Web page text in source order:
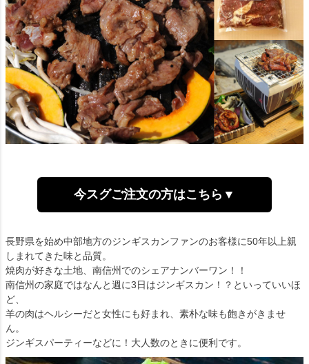
今スグご注文の方はこちら▼
長野県を始め中部地方のジンギスカンファンのお客様に50年以上親
しまれてきた味と品質。
焼肉が好きな土地、南信州でのシェアナンバーワン！！
南信州の家庭ではなんと週に3日はジンギスカン！？といっていいほ
ど、
羊の肉はヘルシーだと女性にも好まれ、素朴な味も飽きがきませ
ん。
ジンギスパーティーなどに！大人数のときに便利です。